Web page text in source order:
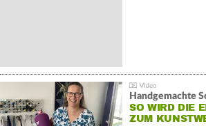
Handgemachte
SO WIRD DIE
ZUM